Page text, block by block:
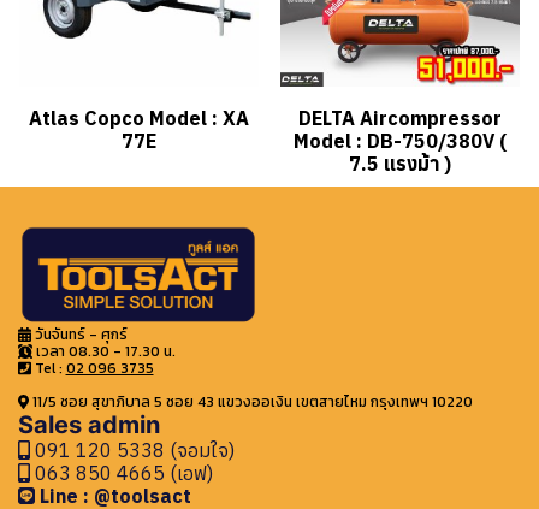
Atlas Copco Model : XA
77E
DELTA Aircompressor
Model : DB-750/380V (
7.5 แรงม้า )
วันจันทร์ - ศุกร์
เวลา 08.30 - 17.30 น.
Tel : 02 096 3735
11/5 ซอย สุขาภิบาล 5 ซอย 43 แขวงออเงิน เขตสายไหม กรุงเทพฯ 10220
Sales admin
091 120 5338 (จอมใจ)
063 850 4665 (เอฟ)
Line : @toolsact